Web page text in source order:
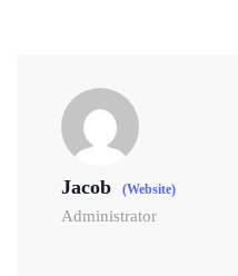
Jacob (Website)
Administrator